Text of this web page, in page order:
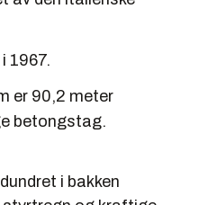
1967.
er 90,2 meter
betongstag.
i bakken